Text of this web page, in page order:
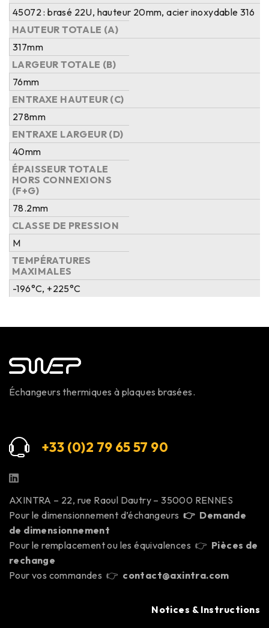
45072 : brasé 22U, hauteur 20mm, acier inoxydable 316
HAUTEUR TOTALE (A)
317mm
LARGEUR TOTALE (B)
76mm
ENTRAXE HAUTEUR (C)
278mm
ENTRAXE LARGEUR (D)
40mm
ÉPAISSEUR TOTALE
HORS CONNEXIONS
(F+G)
78.2mm
CLASSE DE PRESSION
M
TEMPÉRATURES
MAXIMALES
-196°C, +225°C
Échangeurs thermiques à plaques brasées.
+33 (0)2 79 65 57 90
AXINTRA – 22, rue Raoul Dautry – 35000 RENNES
Pour le dimensionnement d’échangeurs👉 Demande
de dimensionnement
Pour le remplacement ou les équivalences 👉 Pièces de
rechange
Pour vos commandes 👉 contact@axintra.com
Notices & Instructions